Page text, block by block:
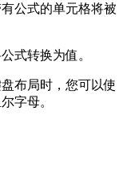
公式的单元格将被
式转换为值。
布局时，您可以使
字母。